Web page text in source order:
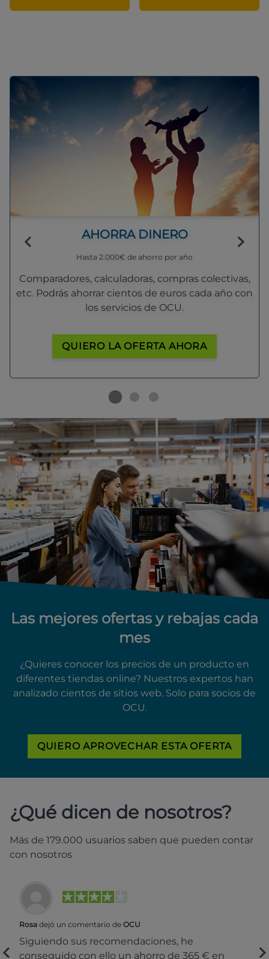
AHORRA DINERO
Hasta 2.000€ de ahorro por año
Comparadores, calculadoras, compras colectivas,
etc. Podrás ahorrar cientos de euros cada año con
los servicios de OCU.
QUIERO LA OFERTA AHORA
Las mejores ofertas y rebajas cada
mes
¿Quieres conocer los precios de un producto en
diferentes tiendas online? Nuestros expertos han
analizado cientos de sitios web. Solo para socios de
OCU.
QUIERO APROVECHAR ESTA OFERTA
¿Qué dicen de nosotros?
Más de 179.000 usuarios saben que pueden contar
con nosotros
Rosa dejó un comentario de OCU
Siguiendo sus recomendaciones, he
conseguido con ello un ahorro de 365 € en